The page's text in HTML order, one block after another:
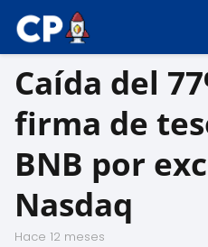
Caída del
firma de
BNB por
Nasdaq
hace 12 meses